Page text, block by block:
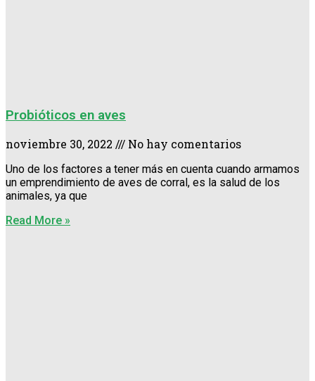
Probióticos en aves
noviembre 30, 2022 No hay comentarios
Uno de los factores a tener más en cuenta cuando armamos
un emprendimiento de aves de corral, es la salud de los
animales, ya que
Read More »